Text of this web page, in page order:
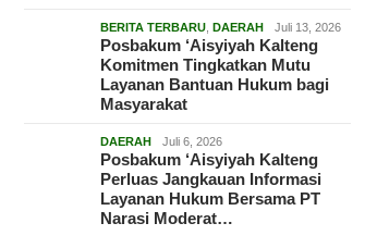
BERITA TERBARU ,DAERAH Juli 13, 2026
Posbakum ‘Aisyiyah Kalteng
Komitmen Tingkatkan Mutu
Layanan Bantuan Hukum bagi
Masyarakat
DAERAH Juli 6, 2026
Posbakum ‘Aisyiyah Kalteng
Perluas Jangkauan Informasi
Layanan Hukum Bersama PT
Narasi Moderat…